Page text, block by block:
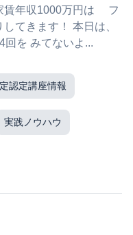
1回～第4回を みてないよ...
認定講座情報
実践ノウハウ